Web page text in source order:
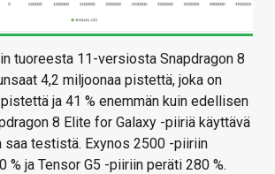
tuoreesta 11-versiosta Snapdragon 8
4,2 miljoonaa pistettä, joka on
ja 41 % enemmän kuin edellisen
8 Elite for Galaxy -piiriä käyttävä
saa testistä. Exynos 2500 -piiriin
% ja Tensor G5 -piiriin peräti 280 %.